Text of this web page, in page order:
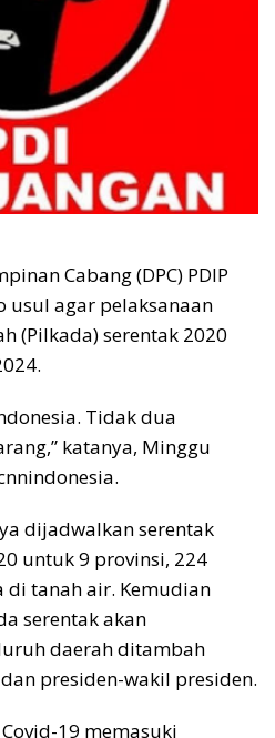
Cabang (DPC) PDIP
usul agar pelaksanaan
(Pilkada) serentak 2020
Tidak dua
katanya, Minggu
dijadwalkan serentak
untuk 9 provinsi, 224
di tanah air. Kemudian
serentak akan
daerah ditambah
dan presiden-wakil presiden.
19 memasuki